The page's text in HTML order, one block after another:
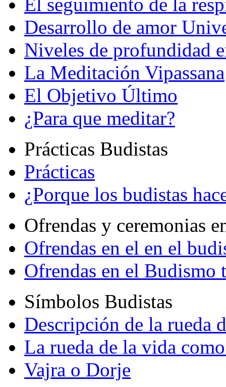
Desarrollo de amor
Niveles de profundidad
La Meditación Vipassana
El Objetivo Último
¿Para que meditar?
Prácticas Budistas
Prácticas
¿Porque los budistas
Ofrendas y ceremonias
Ofrendas en el en el
Ofrendas en el Budismo
Símbolos Budistas
Descripción de la rueda
La rueda de la vida
Vajra o Dorje